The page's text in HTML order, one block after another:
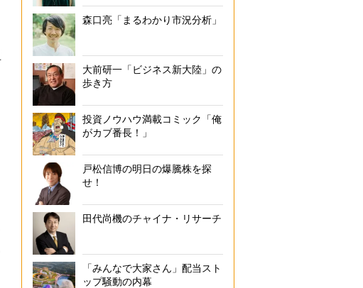
森口亮「まるわかり市況分析」
大前研一「ビジネス新大陸」の
歩き方
投資ノウハウ満載コミック「俺
がカブ番長！」
戸松信博の明日の爆騰株を探
せ！
田代尚機のチャイナ・リサーチ
「みんなで大家さん」配当スト
ップ騒動の内幕